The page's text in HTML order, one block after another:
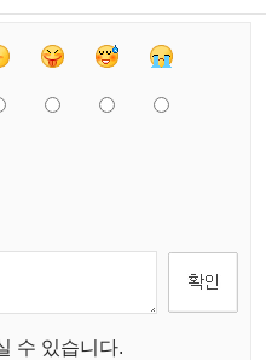
수 있습니다.